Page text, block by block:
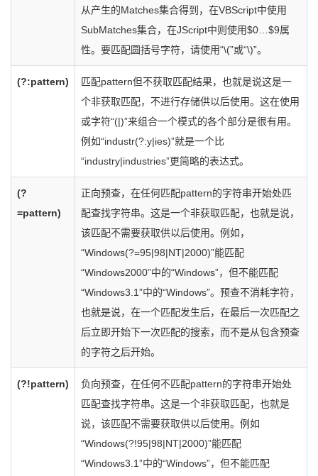
从产生的Matches集合得到，在VBScript中使用
SubMatches集合，在JScript中则使用$0…$9属
性。要匹配圆括号字符，请使用“\(”或“\)”。
(?:pattern)
匹配pattern但不获取匹配结果，也就是说这是一
个非获取匹配，不进行存储供以后使用。这在使用
或字符“(|)”来组合一个模式的各个部分是很有用。
例如“industr(?:y|ies)”就是一个比
“industry|industries”更简略的表达式。
(?
=pattern)
正向预查，在任何匹配pattern的字符串开始处匹
配查找字符串。这是一个非获取匹配，也就是说，
该匹配不需要获取供以后使用。例如，
“Windows(?=95|98|NT|2000)”能匹配
“Windows2000”中的“Windows”，但不能匹配
“Windows3.1”中的“Windows”。预查不消耗字符，
也就是说，在一个匹配发生后，在最后一次匹配之
后立即开始下一次匹配的搜索，而不是从包含预查
的字符之后开始。
(?!pattern)
负向预查，在任何不匹配pattern的字符串开始处
匹配查找字符串。这是一个非获取匹配，也就是
说，该匹配不需要获取供以后使用。例如
“Windows(?!95|98|NT|2000)”能匹配
“Windows3.1”中的“Windows”，但不能匹配